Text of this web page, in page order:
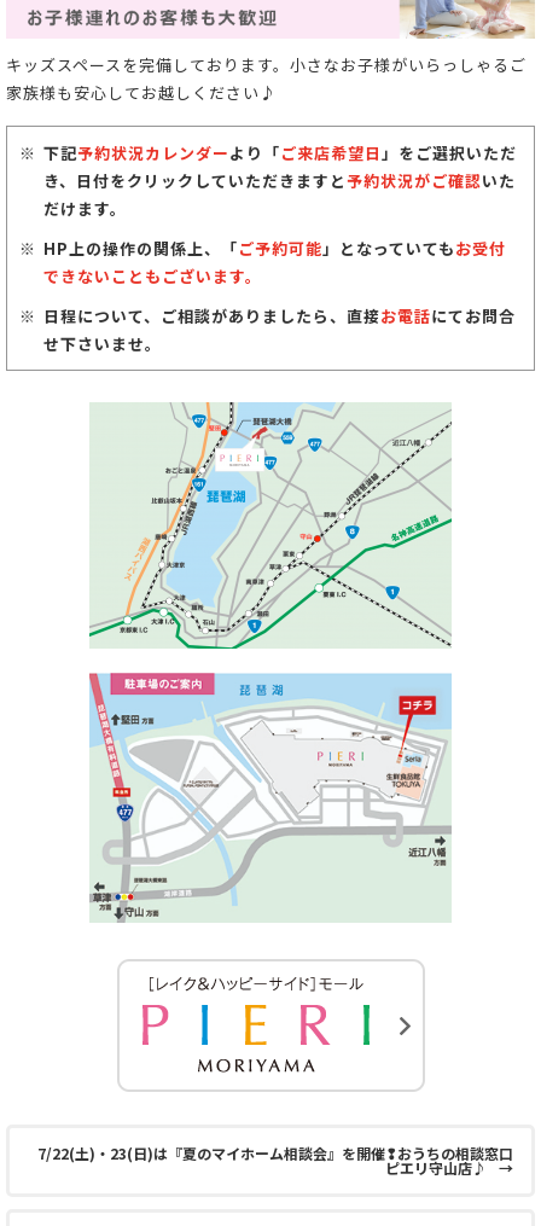
キッズスペースを完備しております。小さなお子様がいらっしゃるご
家族様も安心してお越しください♪
下記予約状況カレンダーより「ご来店希望日 」をご選択いただ
き、日付をクリックしていただきますと予約状況がご確認いた
だけます。
HP上の操作の関係上、「ご予約可能 」となっていてもお受付
できないこともございます。
日程について、ご相談がありましたら、直接お電話にてお問合
せ下さいませ。
7/22(土)・23(日)は『夏のマイホーム相談会』を開催❢おうちの相談窓口
ピエリ守山店♪ →